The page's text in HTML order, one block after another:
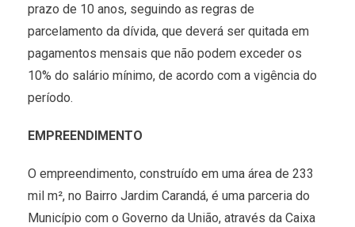
prazo de 10 anos, seguindo as regras de
parcelamento da dívida, que deverá ser quitada em
pagamentos mensais que não podem exceder os
10% do salário mínimo, de acordo com a vigência do
período.
EMPREENDIMENTO
O empreendimento, construído em uma área de 233
mil m², no Bairro Jardim Carandá, é uma parceria do
Município com o Governo da União, através da Caixa